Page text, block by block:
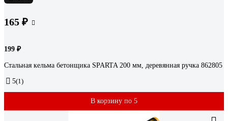
165 ₽
199 ₽
Стальная кельма бетонщика SPARTA 200 мм, деревянная ручка 862805
5(1)
В корзину по 5